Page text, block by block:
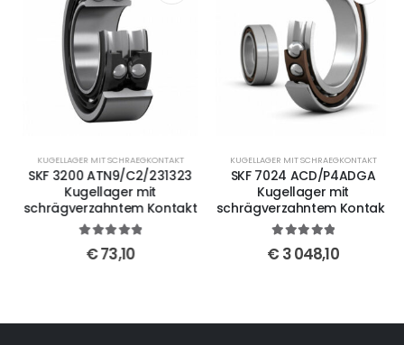
KUGELLAGER MIT SCHRAEGKONTAKT
SKF 3200 ATN9/C2/231323
Kugellager mit
schrägverzahntem Kontakt
out of 5
€73,10
KUGELLAGER MIT SCHRAEGKONTAKT
SKF 7024 ACD/P4ADGA
Kugellager mit
schrägverzahntem Kontakt
out of 5
€3 048,10